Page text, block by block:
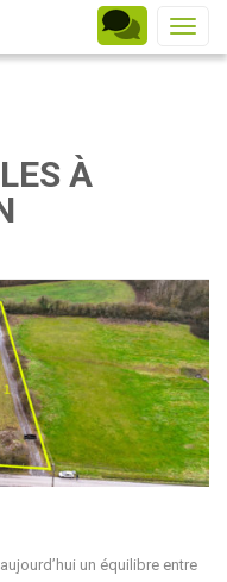
À
un équilibre entre